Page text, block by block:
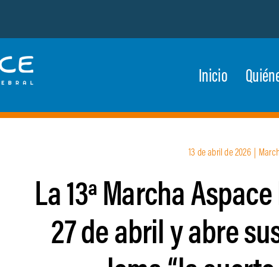
Inicio
13 de abril de 2026
La 13ª Marcha
27 de abril y abre